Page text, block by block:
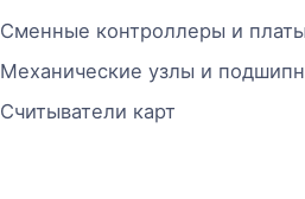
Сменные контроллеры и платы
Механические узлы и
Считыватели карт